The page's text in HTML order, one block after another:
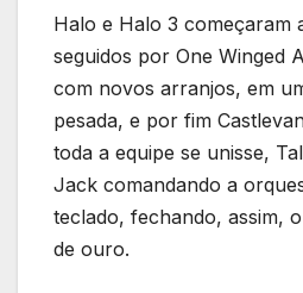
Halo e Halo 3 começaram
seguidos por One Winged
com novos arranjos, em
pesada, e por fim
toda a equipe se unisse,
Jack comandando a
teclado, fechando, assim,
de ouro.